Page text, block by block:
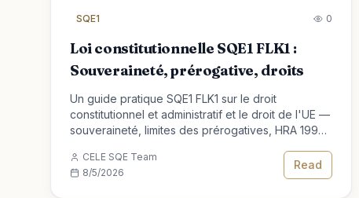
SQE1 0
Loi constitutionnelle SQE1 FLK1 :
Souveraineté, prérogative, droits
Un guide pratique SQE1 FLK1 sur le droit
constitutionnel et administratif et le droit de l'UE —
souveraineté, limites des prérogatives, HRA 1998
CELE SQE Team
8/5/2026
Read